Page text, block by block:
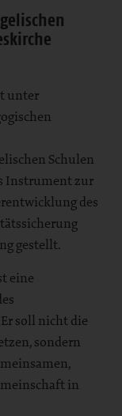
unter
Schulen
Instrument zur
des
gestellt.
eine
soll nicht die
sondern
in